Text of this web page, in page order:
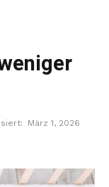
März 1, 2026